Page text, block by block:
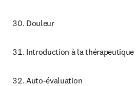
Douleur
Introduction à la thérapeutique
Auto-évaluation